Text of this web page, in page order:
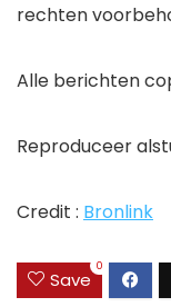
rechten
Alle berichten
Reproduceer
Credit : Bronlink
Save
0